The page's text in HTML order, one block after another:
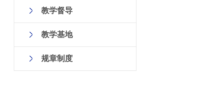
教学督导
教学基地
规章制度